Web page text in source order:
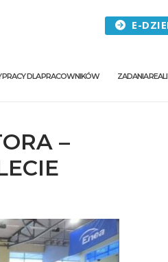
E-
PRACY DLA PRACOWNIKÓW ZADANIA
–